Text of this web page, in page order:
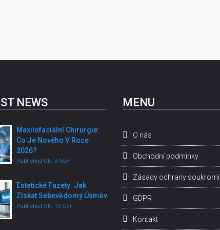
NEWS
Maxilofaciální Chirurgie:
Co Je Nového V Roce
2026?
Published ON: 5 Mar
Estetické Fazety: Jak
Získat Sebevědomý Úsměv
Published ON: 10 Oct
MENU
O nás
Obchodní podmínky
Zásady ochrany soukromí
GDPR
Kontakt